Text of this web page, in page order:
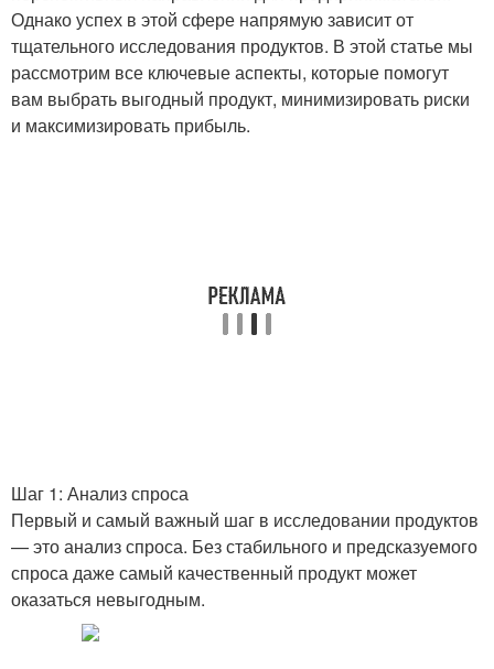
Однако успех в этой сфере напрямую зависит от
тщательного исследования продуктов. В этой статье мы
рассмотрим все ключевые аспекты, которые помогут
вам выбрать выгодный продукт, минимизировать риски
и максимизировать прибыль.
Шаг 1: Анализ спроса
Первый и самый важный шаг в исследовании продуктов
— это анализ спроса. Без стабильного и предсказуемого
спроса даже самый качественный продукт может
оказаться невыгодным.